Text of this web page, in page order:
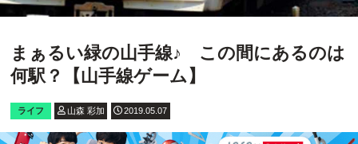
まぁるい緑の山手線♪ この間にあるのは
何駅？【山手線ゲーム】
ライフ 山森 彩加 2019.05.07